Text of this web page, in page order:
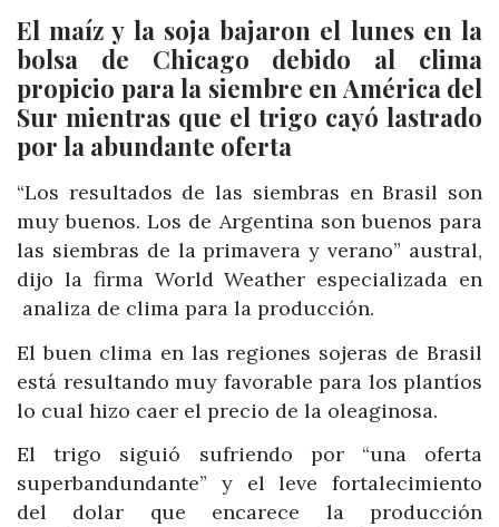
El maíz y la soja bajaron el lunes en la
bolsa de Chicago debido al clima
propicio para la siembre en América del
Sur mientras que el trigo cayó lastrado
por la abundante oferta
“Los resultados de las siembras en Brasil son
muy buenos. Los de Argentina son buenos para
las siembras de la primavera y verano” austral,
dijo la firma World Weather especializada en
analiza de clima para la producción.
El buen clima en las regiones sojeras de Brasil
está resultando muy favorable para los plantíos
lo cual hizo caer el precio de la oleaginosa.
El trigo siguió sufriendo por “una oferta
superbandundante” y el leve fortalecimiento
del dolar que encarece la producción